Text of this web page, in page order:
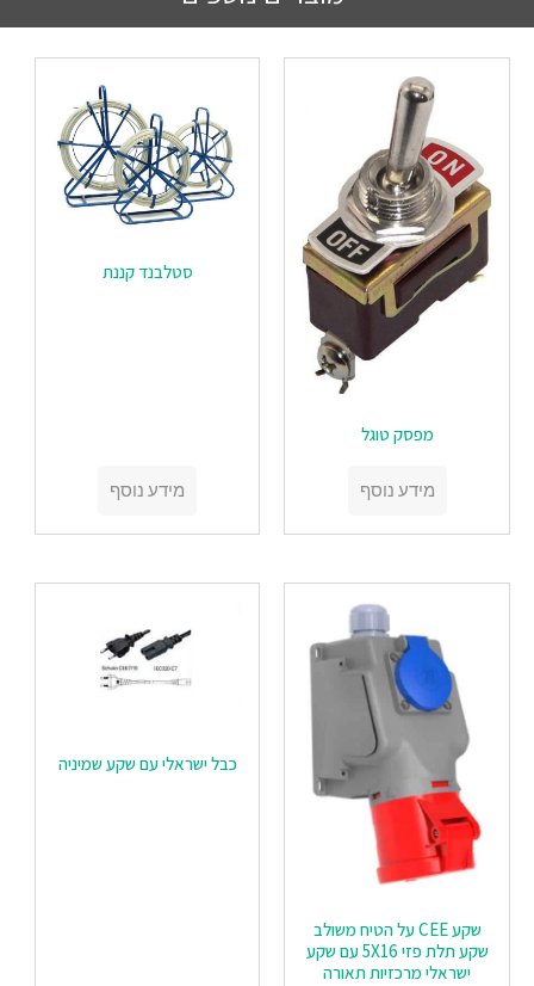
מפסק טוגל
מידע נוסף
סטלבנד קננת
מידע נוסף
שקע CEE על הטיח משולב
שקע תלת פזי 5X16 עם שקע
ישראלי מרכזיות תאורה
כבל ישראלי עם שקע שמיניה